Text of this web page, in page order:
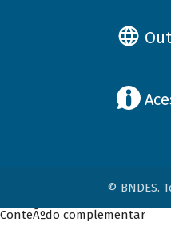
© BNDES.
ConteÃºdo complementar